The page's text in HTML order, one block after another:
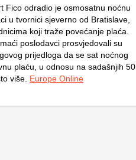
Fico odradio je osmosatnu noćnu
u tvornici sjeverno od Bratislave,
koji traže povećanje plaća.
poslodavci prosvjedovali su
prijedloga da se sat noćnog
plaću, u odnosu na sadašnjih 50
više. Europe Online